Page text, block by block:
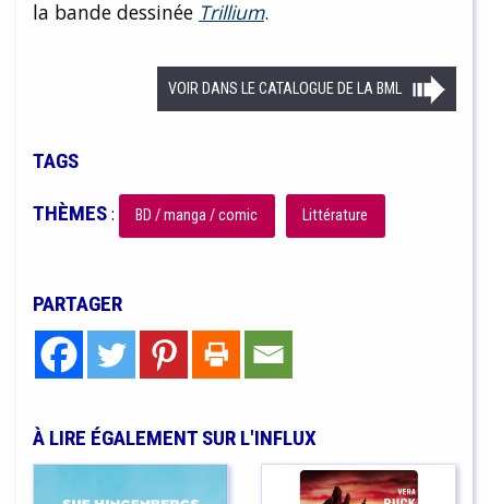
la bande dessinée Trillium.
VOIR DANS LE CATALOGUE DE LA BML
TAGS
THÈMES: BD / manga / comic Littérature
PARTAGER
À LIRE ÉGALEMENT SUR L'INFLUX